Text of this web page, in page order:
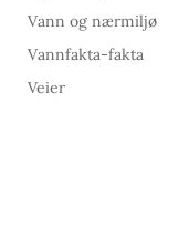
Vann og nærmiljø
Vannfakta-fakta
Veier